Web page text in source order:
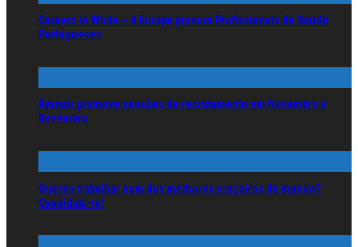
Careers in White – A Europa procura Profissionais de Saúde
Portugueses
Ryanair promove sessões de recrutamento em Novembro e
Dezembro
Queres trabalhar num dos melhores cruzeiros do mundo?
Candidata-te!